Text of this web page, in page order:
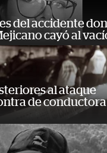
del accidente
cayó al
al ataque
de conductora